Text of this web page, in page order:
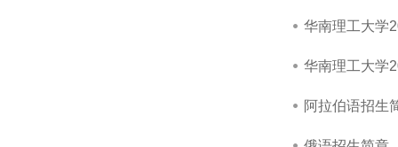
华南理工大学
华南理工大学
阿拉伯语招生